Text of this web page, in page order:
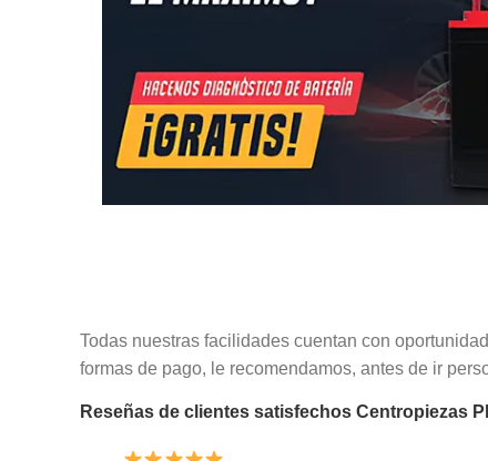
Todas nuestras facilidades cuentan con
formas de pago, le recomendamos, antes de ir
Reseñas de clientes satisfechos Centropiezas